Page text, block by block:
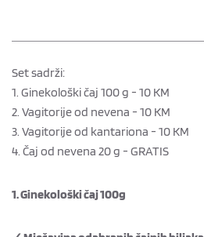
Set sadrži:
1. Ginekološki čaj 100 g - 10 KM
2. Vagitorije od nevena - 10 KM
3. Vagitorije od kantariona - 10 KM
4. Čaj od nevena 20 g - GRATIS
1. Ginekološki čaj 100g